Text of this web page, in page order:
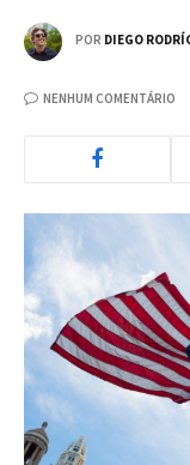
POR DIEGO
NENHUM COMENTÁRIO